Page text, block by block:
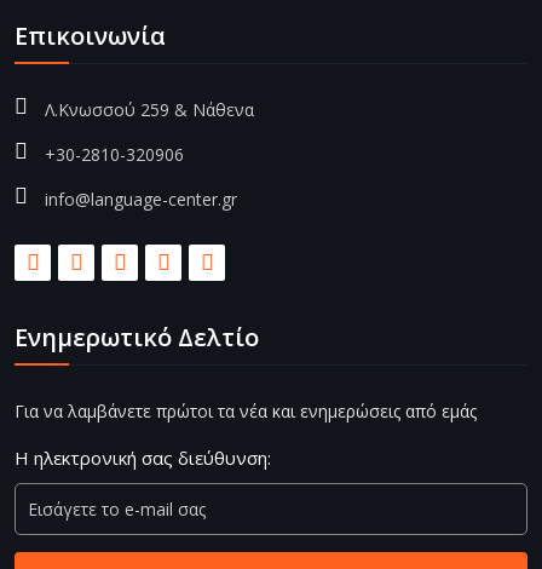
Επικοινωνία
Λ.Κνωσσού 259 & Νάθενα
+30-2810-320906
info@language-center.gr
Ενημερωτικό Δελτίο
Για να λαμβάνετε πρώτοι τα νέα και ενημερώσεις από εμάς
Η ηλεκτρονική σας διεύθυνση: